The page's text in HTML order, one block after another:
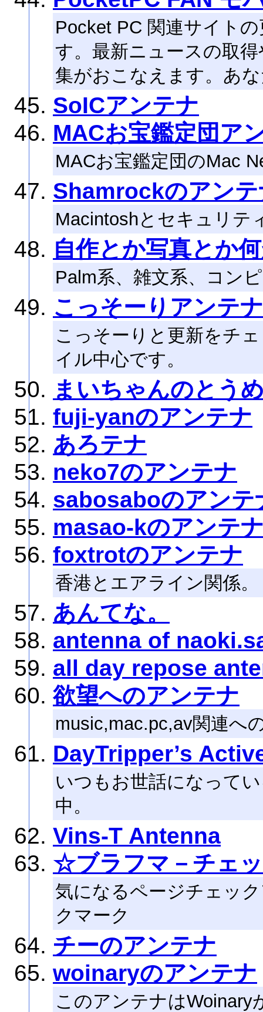
Pocket PC 関連サイト
す。最新ニュースの取
集がおこなえます。あ
SoICアンテナ
MACお宝鑑定団ア
MACお宝鑑定団のMac
Shamrockのアンテ
Macintoshとセキュリテ
自作とか写真とか
Palm系、雑文系、コン
こっそーりアンテナ
こっそーりと更新をチ
イル中心です。
まいちゃんのとう
fuji-yanのアンテナ
あろテナ
neko7のアンテナ
sabosaboのアンテ
masao-kのアンテ
foxtrotのアンテナ
香港とエアライン関係。
あんてな。
antenna of
all day repose
欲望へのアンテナ
music,mac.pc,av関連へ
DayTripper’s
いつもお世話になって
中。
Vins-T Antenna
☆ブラフマ－チェ
気になるページチェッ
クマーク
チーのアンテナ
woinaryのアンテナ
このアンテナはWoinary